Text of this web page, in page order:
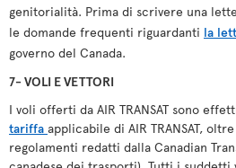
genitorialità. Prima di scrivere una
le domande frequenti riguardanti la
governo del Canada.
7- VOLI E VETTORI
I voli offerti da AIR TRANSAT sono
tariffa applicabile di AIR TRANSAT,
regolamenti redatti dalla Canadian